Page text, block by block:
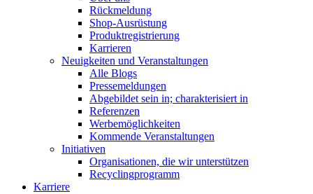
Rückmeldung
Shop-Ausrüstung
Produktregistrierung
Karrieren
Neuigkeiten und Veranstaltungen
Alle Blogs
Pressemeldungen
Abgebildet sein in; charakterisiert in
Referenzen
Werbemöglichkeiten
Kommende Veranstaltungen
Initiativen
Organisationen, die wir unterstützen
Recyclingprogramm
Karriere